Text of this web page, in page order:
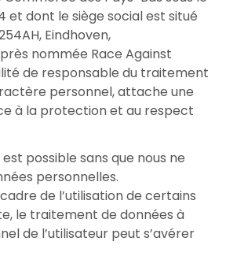
et dont le siège social est situé
Eindhoven,
nommée Race Against
de responsable du traitement
personnel, attache une
à la protection et au respect
possible sans que nous ne
personnelles.
de l’utilisation de certains
le traitement de données à
de l’utilisateur peut s’avérer